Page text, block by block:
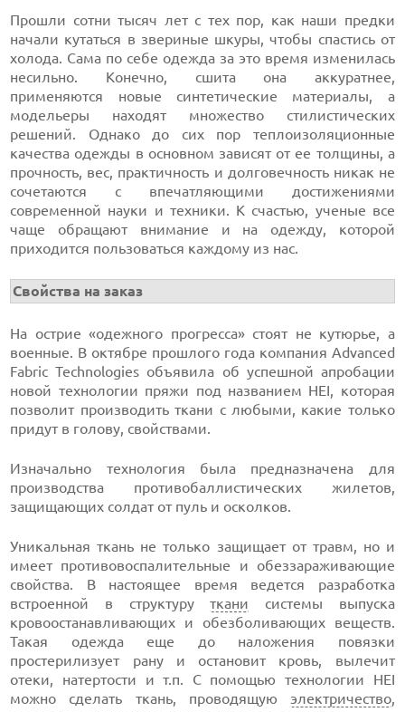
Прошли сотни тысяч лет с тех пор, как наши предки
начали кутаться в звериные шкуры, чтобы спастись от
холода. Сама по себе одежда за это время изменилась
несильно. Конечно, сшита она аккуратнее,
применяются новые синтетические материалы, а
модельеры находят множество стилистических
решений. Однако до сих пор теплоизоляционные
качества одежды в основном зависят от ее толщины, а
прочность, вес, практичность и долговечность никак не
сочетаются с впечатляющими достижениями
современной науки и техники. К счастью, ученые все
чаще обращают внимание и на одежду, которой
приходится пользоваться каждому из нас.
Свойства на заказ
На острие «одежного прогресса» стоят не кутюрье, а
военные. В октябре прошлого года компания Advanced
Fabric Technologies объявила об успешной апробации
новой технологии пряжи под названием HEI, которая
позволит производить ткани с любыми, какие только
придут в голову, свойствами.
Изначально технология была предназначена для
производства противобаллистических жилетов,
защищающих солдат от пуль и осколков.
Уникальная ткань не только защищает от травм, но и
имеет противовоспалительные и обеззараживающие
свойства. В настоящее время ведется разработка
встроенной в структуруткани системы выпуска
кровоостанавливающих и обезболивающих веществ.
Такая одежда еще до наложения повязки
простерилизует рану и остановит кровь, вылечит
отеки, натертости и т.п. С помощью технологии HEI
можно сделать ткань, проводящую электричество,